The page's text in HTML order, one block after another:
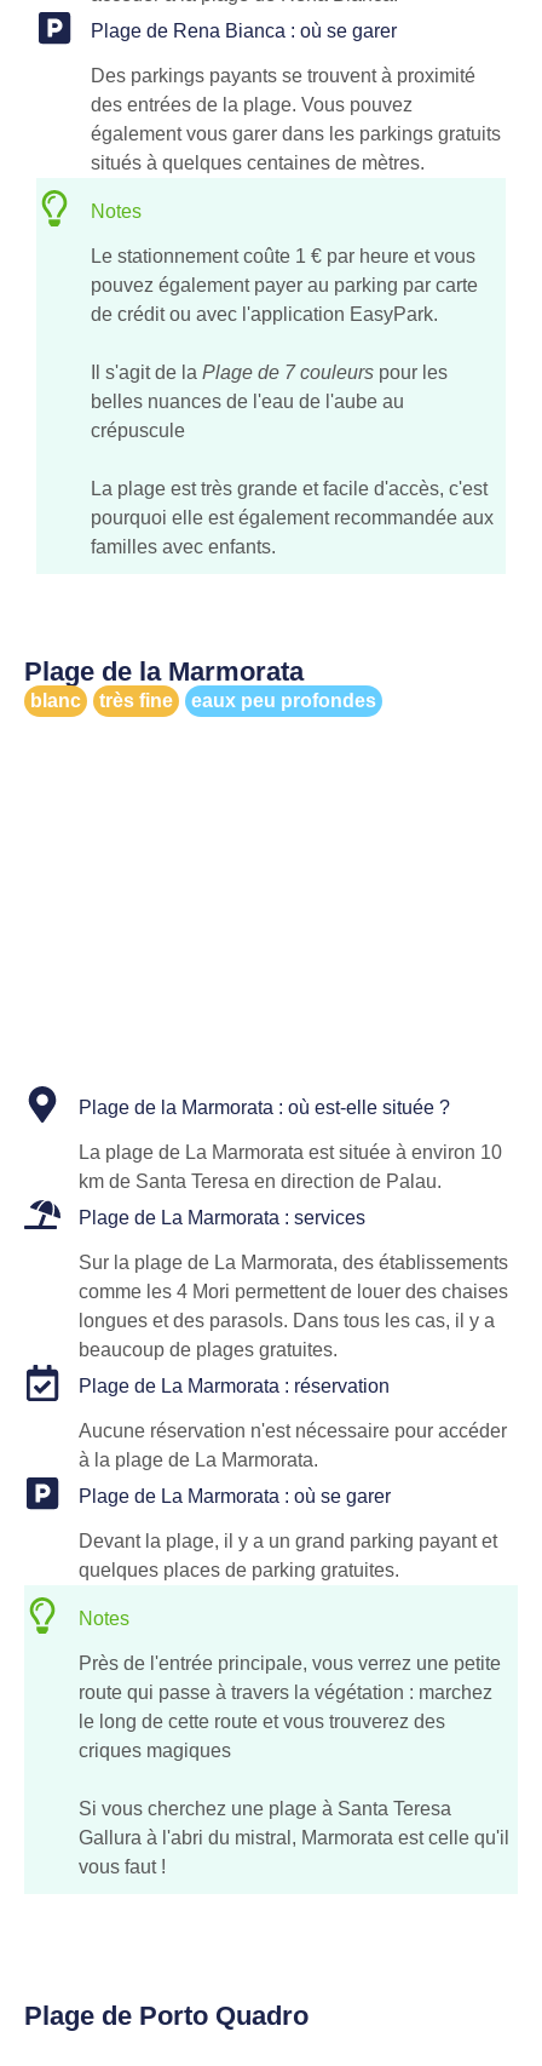
Plage de Rena Bianca : où se garer
Des parkings payants se trouvent à proximité
des entrées de la plage. Vous pouvez
également vous garer dans les parkings gratuits
situés à quelques centaines de mètres.
Notes
Le stationnement coûte 1 € par heure et vous
pouvez également payer au parking par carte
de crédit ou avec l'application EasyPark.
Il s'agit de la Plage de 7 couleurs pour les
belles nuances de l'eau de l'aube au
crépuscule
La plage est très grande et facile d'accès, c'est
pourquoi elle est également recommandée aux
familles avec enfants.
Plage de la Marmorata
blanc très fine eaux peu profondes
Plage de la Marmorata : où est-elle située ?
La plage de La Marmorata est située à environ 10
km de Santa Teresa en direction de Palau.
Plage de La Marmorata : services
Sur la plage de La Marmorata, des établissements
comme les 4 Mori permettent de louer des chaises
longues et des parasols. Dans tous les cas, il y a
beaucoup de plages gratuites.
Plage de La Marmorata : réservation
Aucune réservation n'est nécessaire pour accéder
à la plage de La Marmorata.
Plage de La Marmorata : où se garer
Devant la plage, il y a un grand parking payant et
quelques places de parking gratuites.
Notes
Près de l'entrée principale, vous verrez une petite
route qui passe à travers la végétation : marchez
le long de cette route et vous trouverez des
criques magiques
Si vous cherchez une plage à Santa Teresa
Gallura à l'abri du mistral, Marmorata est celle qu'il
vous faut !
Plage de Porto Quadro